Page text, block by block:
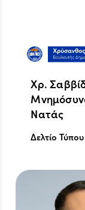
Χρ.
Νατάς
Δελτίο Τύπου